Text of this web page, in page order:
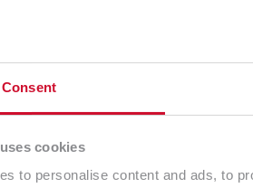
Consent
cookies
to personalise content and ads, to